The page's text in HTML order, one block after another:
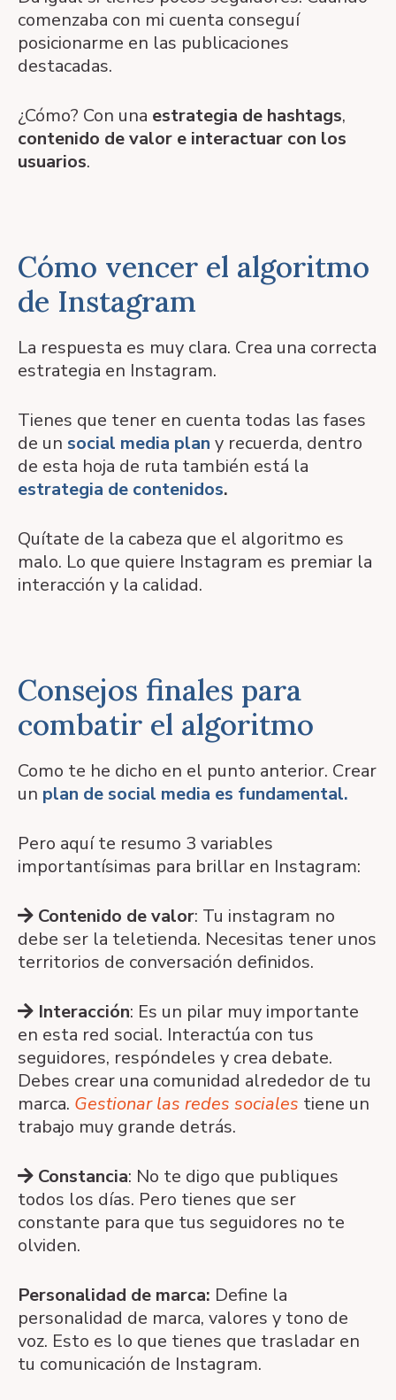
comenzaba con mi cuenta conseguí
posicionarme en las publicaciones
destacadas.
¿Cómo? Con una estrategia de hashtags,
contenido de valor e interactuar con los
usuarios.
Cómo vencer el algoritmo
de Instagram
La respuesta es muy clara. Crea una correcta
estrategia en Instagram.
Tienes que tener en cuenta todas las fases
de un social media plan y recuerda, dentro
de esta hoja de ruta también está la
estrategia de contenidos.
Quítate de la cabeza que el algoritmo es
malo. Lo que quiere Instagram es premiar la
interacción y la calidad.
Consejos finales para
combatir el algoritmo
Como te he dicho en el punto anterior. Crear
un plan de social media es fundamental.
Pero aquí te resumo 3 variables
importantísimas para brillar en Instagram:
Contenido de valor: Tu instagram no
debe ser la teletienda. Necesitas tener unos
territorios de conversación definidos.
Interacción: Es un pilar muy importante
en esta red social. Interactúa con tus
seguidores, respóndeles y crea debate.
Debes crear una comunidad alrededor de tu
marca. Gestionar las redes sociales tiene un
trabajo muy grande detrás.
Constancia: No te digo que publiques
todos los días. Pero tienes que ser
constante para que tus seguidores no te
olviden.
Personalidad de marca: Define la
personalidad de marca, valores y tono de
voz. Esto es lo que tienes que trasladar en
tu comunicación de Instagram.